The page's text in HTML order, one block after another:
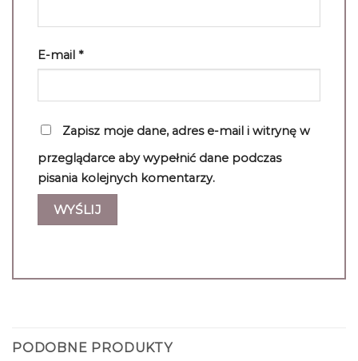
E-mail *
Zapisz moje dane, adres e-mail i witrynę w
przeglądarce aby wypełnić dane podczas
pisania kolejnych komentarzy.
PODOBNE PRODUKTY